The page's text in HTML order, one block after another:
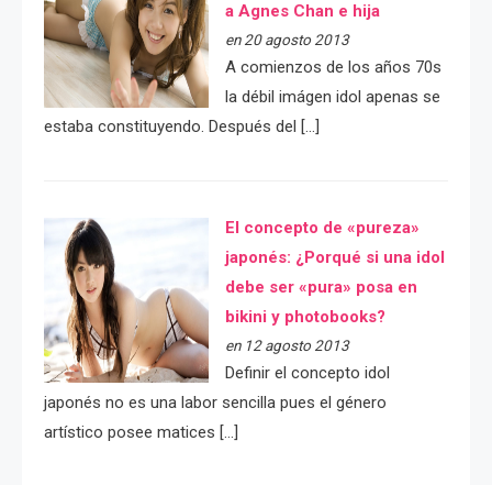
a Agnes Chan e hija
en 20 agosto 2013
A comienzos de los años 70s
la débil imágen idol apenas se
estaba constituyendo. Después del […]
El concepto de «pureza»
japonés: ¿Porqué si una idol
debe ser «pura» posa en
bikini y photobooks?
en 12 agosto 2013
Definir el concepto idol
japonés no es una labor sencilla pues el género
artístico posee matices […]